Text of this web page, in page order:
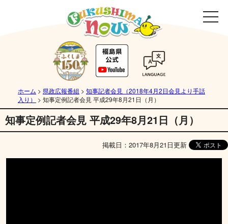
ホーム > 県政広報番組 > 知事記者会見（2018年4月2日会見より手話
入り）
> 知事定例記者会見 平成29年8月21日（月）
知事定例記者会見 平成29年8月21日（月）
掲載日：2017年8月21日更新